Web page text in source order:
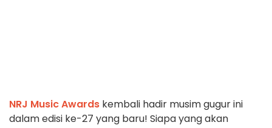
NRJ Music Awards kembali hadir musim gugur ini
dalam edisi ke-27 yang baru! Siapa yang akan